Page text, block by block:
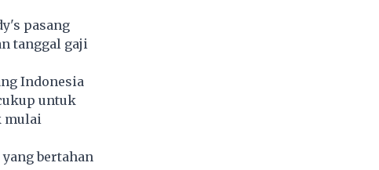
pasang
tanggal gaji
Indonesia
untuk
mulai
bertahan